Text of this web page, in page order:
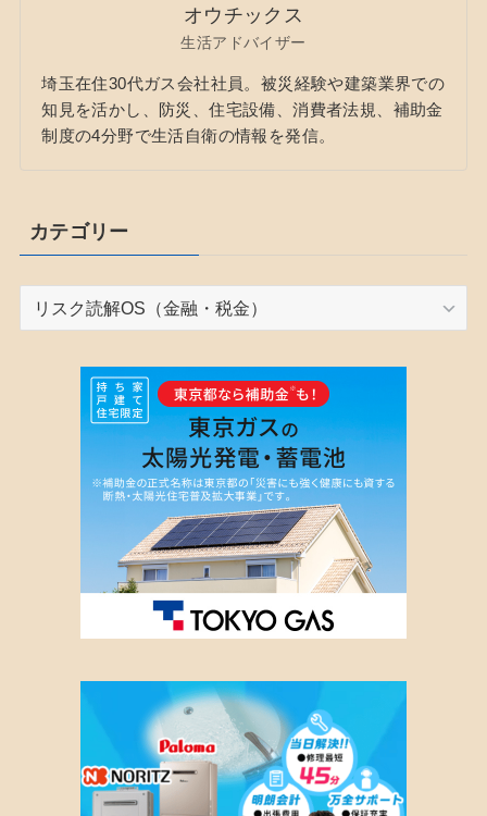
オウチックス
生活アドバイザー
埼玉在住30代ガス会社社員。被災経験や建築業界での
知見を活かし、防災、住宅設備、消費者法規、補助金
制度の4分野で生活自衛の情報を発信。
カテゴリー